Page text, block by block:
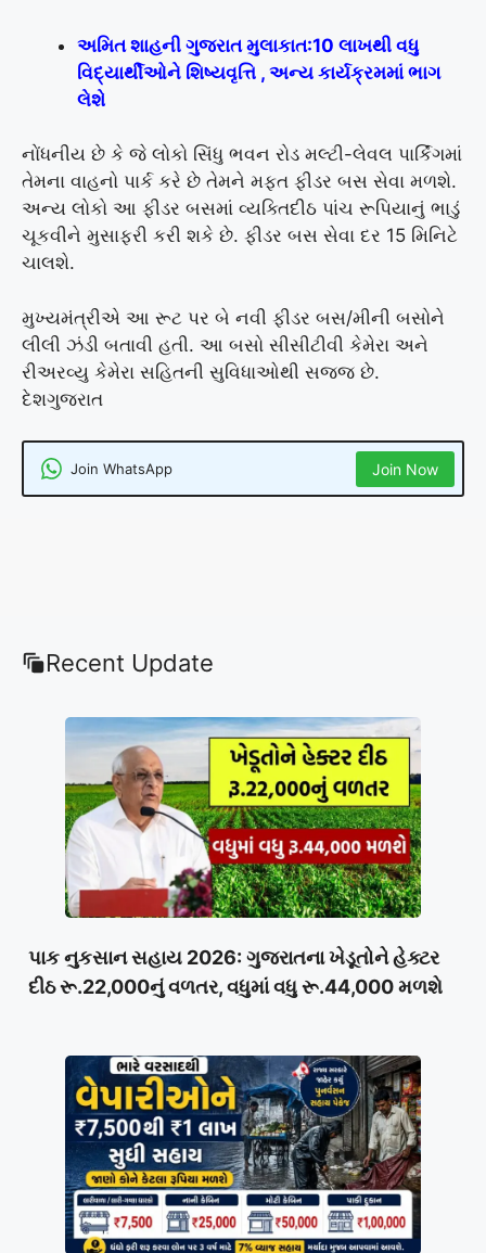
અમિત શાહની ગુજરાત મુલાકાત:10 લાખથી વધુ
વિદ્યાર્થીઓને શિષ્યવૃત્તિ , અન્ય કાર્યક્રમમાં ભાગ
લેશે
નોંધનીય છે કે જે લોકો સિંધુ ભવન રોડ મલ્ટી-લેવલ પાર્કિંગમાં
તેમના વાહનો પાર્ક કરે છે તેમને મફત ફીડર બસ સેવા મળશે.
અન્ય લોકો આ ફીડર બસમાં વ્યક્તિદીઠ પાંચ રૂપિયાનું ભાડું
ચૂકવીને મુસાફરી કરી શકે છે. ફીડર બસ સેવા દર 15 મિનિટે
ચાલશે.
મુખ્યમંત્રીએ આ રૂટ પર બે નવી ફીડર બસ/મીની બસોને
લીલી ઝંડી બતાવી હતી. આ બસો સીસીટીવી કેમેરા અને
રીઅરવ્યુ કેમેરા સહિતની સુવિધાઓથી સજ્જ છે.
દેશગુજરાત
Join WhatsApp Join Now
Recent Update
પાક નુકસાન સહાય 2026: ગુજરાતના ખેડૂતોને હેક્ટર
દીઠ રૂ.22,000નું વળતર, વધુમાં વધુ રૂ.44,000 મળશે